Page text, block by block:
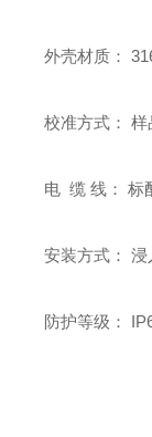
外壳材质：
校准方式：
电 缆 线： 标
安装方式：
防护等级：